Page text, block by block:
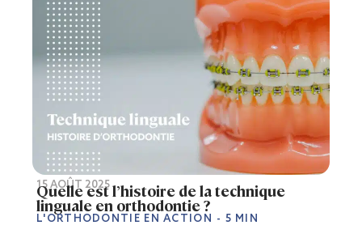
15 AOÛT 2025
Quelle est l’histoire de la technique
linguale en orthodontie ?
L'ORTHODONTIE EN ACTION - 5 MIN